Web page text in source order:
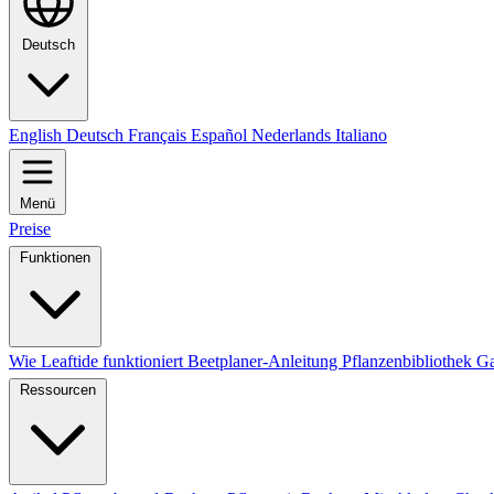
Deutsch
English Deutsch Français Español Nederlands Italiano
Menü
Preise
Funktionen
Wie Leaftide funktioniert Beetplaner-Anleitung Pflanzenbibliothek
Ressourcen